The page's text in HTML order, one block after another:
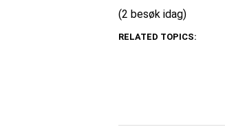
(2 besøk idag)
RELATED TOPICS: